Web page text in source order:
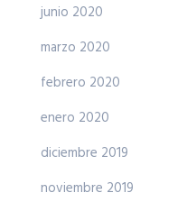
junio 2020
marzo 2020
febrero 2020
enero 2020
diciembre 2019
noviembre 2019